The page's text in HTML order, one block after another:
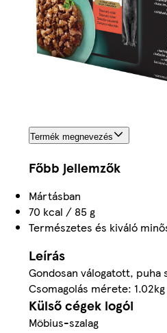
Termék megnevezés
Főbb jellemzők
Mártásban
70 kcal / 85 g
Természetes és kiváló
Leírás
Gondosan válogatott,
Csomagolás mérete: 1.02kg
Külső cégek logói
Möbius-szalag